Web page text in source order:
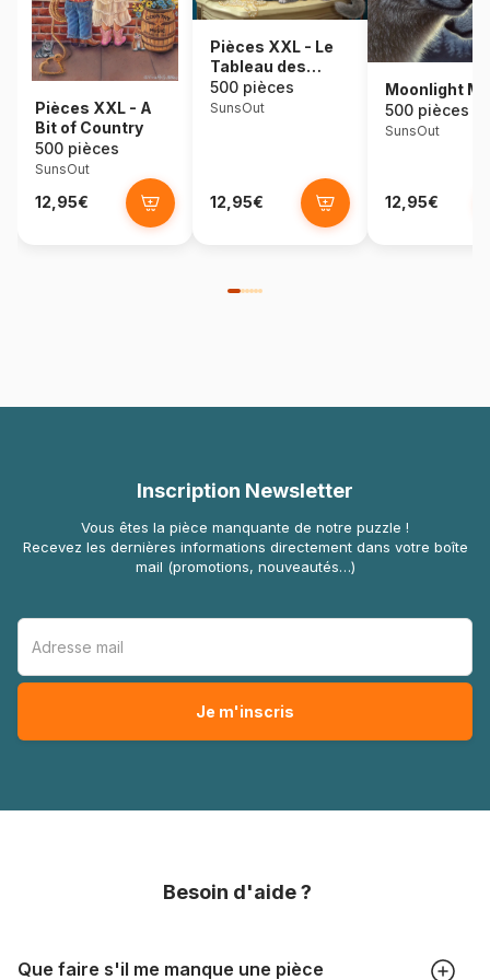
Pièces XXL - A
Bit of Country
500 pièces
SunsOut
12,95€
Pièces XXL - Le
Tableau des
Chatons
500 pièces
SunsOut
12,95€
Moonlight
500 pièces
SunsOut
12,95€
Inscription Newsletter
Vous êtes la pièce manquante de notre puzzle !
Recevez les dernières informations directement dans votre boîte
mail (promotions, nouveautés…)
Besoin d'aide ?
Que faire s'il me manque une pièce